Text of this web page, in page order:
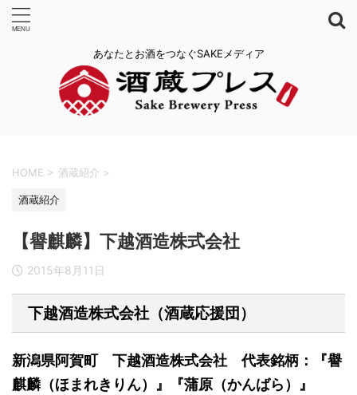
あなたとお酒をつなぐSAKEメディア
HOME > 酒蔵紹介 >
酒蔵紹介
【譽麒麟】下越酒造株式会社
2015年8月11日
下越酒造株式会社（酒蔵応援団）
新潟県阿賀町 下越酒造株式会社 代表銘柄：『譽
麒麟（ほまれきりん）』『蒲原（かんばら）』